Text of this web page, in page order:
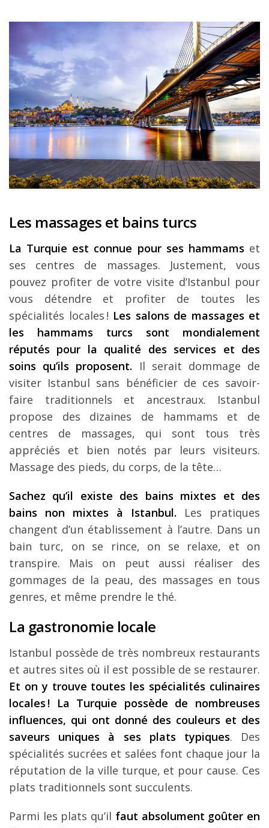
Les massages et bains turcs
La Turquie est connue pour ses hammams et
ses centres de massages. Justement, vous
pouvez profiter de votre visite d’Istanbul pour
vous détendre et profiter de toutes les
spécialités locales ! Les salons de massages et
les hammams turcs sont mondialement
réputés pour la qualité des services et des
soins qu’ils proposent. Il serait dommage de
visiter Istanbul sans bénéficier de ces savoir-
faire traditionnels et ancestraux. Istanbul
propose des dizaines de hammams et de
centres de massages, qui sont tous très
appréciés et bien notés par leurs visiteurs.
Massage des pieds, du corps, de la tête…
Sachez qu’il existe des bains mixtes et des
bains non mixtes à Istanbul. Les pratiques
changent d’un établissement à l’autre. Dans un
bain turc, on se rince, on se relaxe, et on
transpire. Mais on peut aussi réaliser des
gommages de la peau, des massages en tous
genres, et même prendre le thé.
La gastronomie locale
Istanbul possède de très nombreux restaurants
et autres sites où il est possible de se restaurer.
Et on y trouve toutes les spécialités culinaires
locales ! La Turquie possède de nombreuses
influences, qui ont donné des couleurs et des
saveurs uniques à ses plats typiques. Des
spécialités sucrées et salées font chaque jour la
réputation de la ville turque, et pour cause. Ces
plats traditionnels sont succulents.
Parmi les plats qu’il faut absolument goûter en